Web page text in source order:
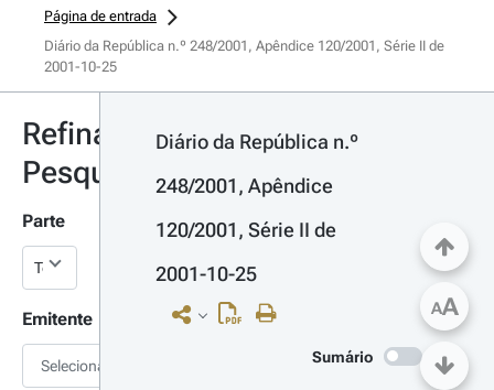
Página de entrada
Diário da República n.º 248/2001, Apêndice 120/2001, Série II de
2001-10-25
Refinar
Pesquisa
Parte
Emitente
Selecionar
Diário da República n.º
248/2001, Apêndice
120/2001, Série II de
2001-10-25
Sumário
AA